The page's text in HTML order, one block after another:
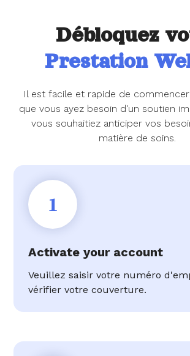
Débloquez
Prestation
Il est facile et rapide de
que vous ayez besoin d'un soutien
vous souhaitiez anticiper vos
matière de soins.
1
Activate your account
Veuillez saisir votre numéro
vérifier votre couverture.